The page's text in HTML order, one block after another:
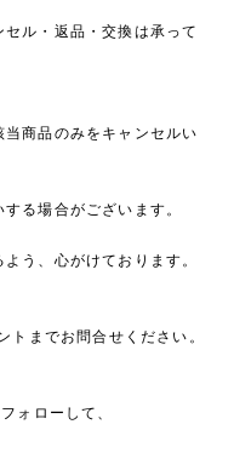
ル・返品・交換は承って
商品のみをキャンセルい
る場合がございます。
う、心がけております。
までお問合せください。
ォローして、